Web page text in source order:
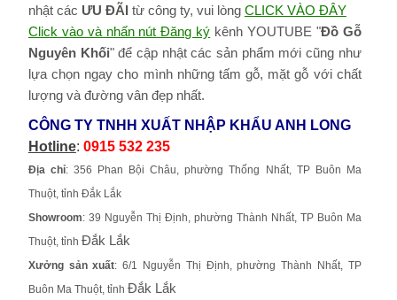
nhật các ƯU ĐÃItừ công ty, vui lòng CLICK VÀO ĐÂY
Click vào và nhấn nút Đăng ký kênh YOUTUBE "Đồ Gỗ
Nguyên Khối" để cập nhật các sản phẩm mới cũng như
lựa chọn ngay cho mình những tấm gỗ, mặt gỗ với chất
lượng và đường vân đẹp nhất.
CÔNG TY TNHH XUẤT NHẬP KHẨU ANH LONG
Hotline: 0915 532 235
Địa chỉ: 356 Phan Bội Châu, phường Thống Nhất, TP Buôn Ma
Thuột, tỉnh Đắk Lắk
Showroom: 39 Nguyễn Thị Định, phường Thành Nhất, TP Buôn Ma
Thuột, tỉnh Đắk Lắk
Xưởng sản xuất: 6/1 Nguyễn Thị Định, phường Thành Nhất, TP
Buôn Ma Thuột, tỉnh Đắk Lắk